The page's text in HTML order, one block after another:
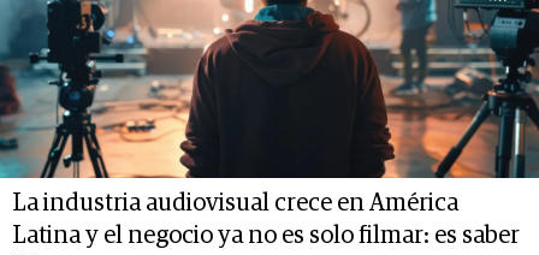
La industria audiovisual crece en América
Latina y el negocio ya no es solo filmar: es saber